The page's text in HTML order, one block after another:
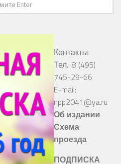
Контакты:
Тел.: 8 (495)
745-29-66
E-mail:
npp2041@ya.ru
Об издании
Схема
проезда
ПОДПИСКА